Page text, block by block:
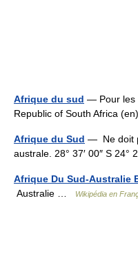
Afrique du sud — Pour les
Republic of South Africa
Afrique du Sud — Ne doit
australe. 28° 37′ 00″ S 24°
Afrique Du Sud-Australie
Australie …
Wikipédia en